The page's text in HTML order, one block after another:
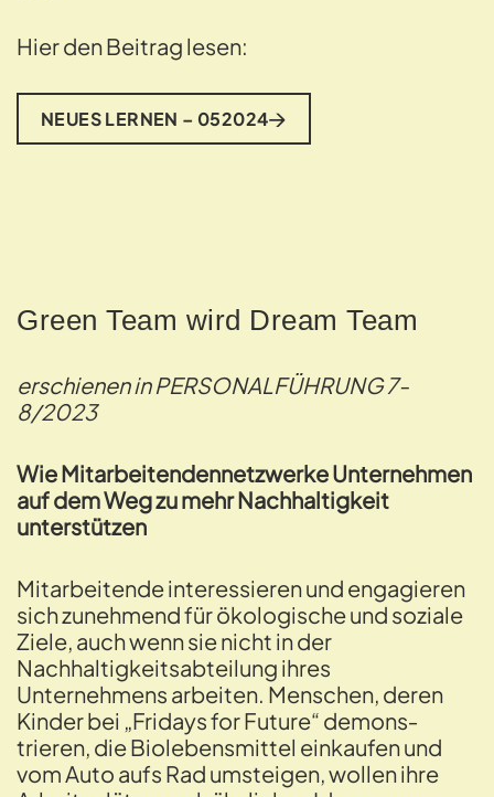
Hier den Beitrag lesen:
NEUES LERNEN – 052024
Green Team wird Dream Team
erschienen inPERSONALFÜHRUNG7-
8/2023
Wie Mitarbeitendennetzwerke Unternehmen
auf dem Weg zu mehr Nachhaltigkeit
unterstützen
Mitarbeitende interessieren und engagieren
sich zunehmend für ökologische und soziale
Ziele, auch wenn sie nicht in der
Nachhaltigkeitsabtei­lung ihres
Unternehmens arbeiten. Menschen, deren
Kinder bei „Fridays for Future“ demons­
trieren, die Biolebensmittel einkaufen und
vom Auto aufs Rad umsteigen, wollen ihre